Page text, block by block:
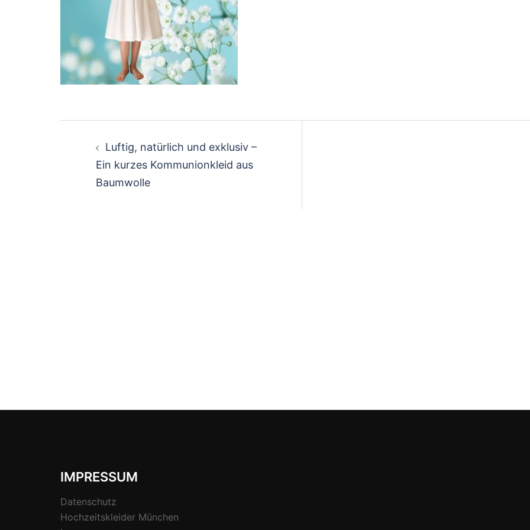
Luftig, natürlich und exklusiv –
Ein kurzes Kommunionkleid aus
Baumwolle
IMPRESSUM
Datenschutz
Hochzeitskleider München